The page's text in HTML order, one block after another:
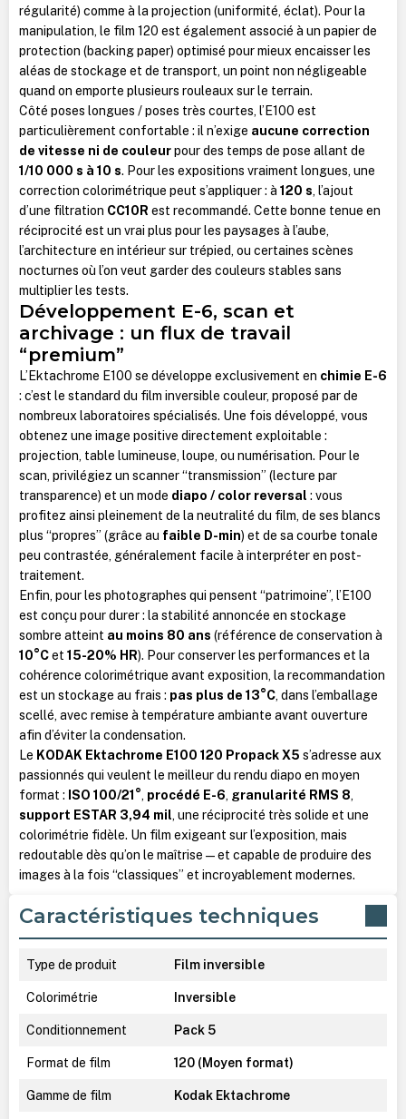
régularité) comme à la projection (uniformité, éclat). Pour la
manipulation, le film 120 est également associé à un papier de
protection (backing paper) optimisé pour mieux encaisser les
aléas de stockage et de transport, un point non négligeable
quand on emporte plusieurs rouleaux sur le terrain.
Côté poses longues / poses très courtes, l’E100 est
particulièrement confortable : il n’exige aucune correction
de vitesse ni de couleurpour des temps de pose allant de
1/10 000 s à 10 s. Pour les expositions vraiment longues, une
correction colorimétrique peut s’appliquer : à 120 s, l’ajout
d’une filtration CC10R est recommandé. Cette bonne tenue en
réciprocité est un vrai plus pour les paysages à l’aube,
l’architecture en intérieur sur trépied, ou certaines scènes
nocturnes où l’on veut garder des couleurs stables sans
multiplier les tests.
Développement E-6, scan et
archivage : un flux de travail
“premium”
L’Ektachrome E100 se développe exclusivement en chimie E-6
: c’est le standard du film inversible couleur, proposé par de
nombreux laboratoires spécialisés. Une fois développé, vous
obtenez une image positive directement exploitable :
projection, table lumineuse, loupe, ou numérisation. Pour le
scan, privilégiez un scanner “transmission” (lecture par
transparence) et un mode diapo / color reversal : vous
profitez ainsi pleinement de la neutralité du film, de ses blancs
plus “propres” (grâce au faible D-min) et de sa courbe tonale
peu contrastée, généralement facile à interpréter en post-
traitement.
Enfin, pour les photographes qui pensent “patrimoine”, l’E100
est conçu pour durer : la stabilité annoncée en stockage
sombre atteint au moins 80 ans (référence de conservation à
10°Cet 15-20% HR). Pour conserver les performances et la
cohérence colorimétrique avant exposition, la recommandation
est un stockage au frais : pas plus de 13°C, dans l’emballage
scellé, avec remise à température ambiante avant ouverture
afin d’éviter la condensation.
Le KODAK Ektachrome E100 120 Propack X5 s’adresse aux
passionnés qui veulent le meilleur du rendu diapo en moyen
format : ISO 100/21°, procédé E-6, granularité RMS 8,
support ESTAR 3,94 mil, une réciprocité très solide et une
colorimétrie fidèle. Un film exigeant sur l’exposition, mais
redoutable dès qu’on le maîtrise — et capable de produire des
images à la fois “classiques” et incroyablement modernes.
Caractéristiques techniques
Type de produit Film inversible
Colorimétrie Inversible
Conditionnement Pack 5
Format de film 120 (Moyen format)
Gamme de film Kodak Ektachrome